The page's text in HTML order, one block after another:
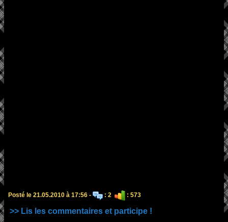
Posté le 21.05.2010 à 17:56 - : 2 : 573
>> Lis les commentaires et participe !